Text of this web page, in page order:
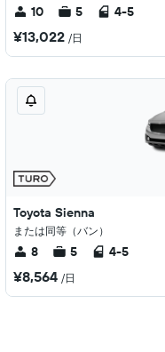
10 5 4-5
¥13,022 /日
Toyota Sienna
または同等（バン）
8 5 4-5
¥8,564 /日